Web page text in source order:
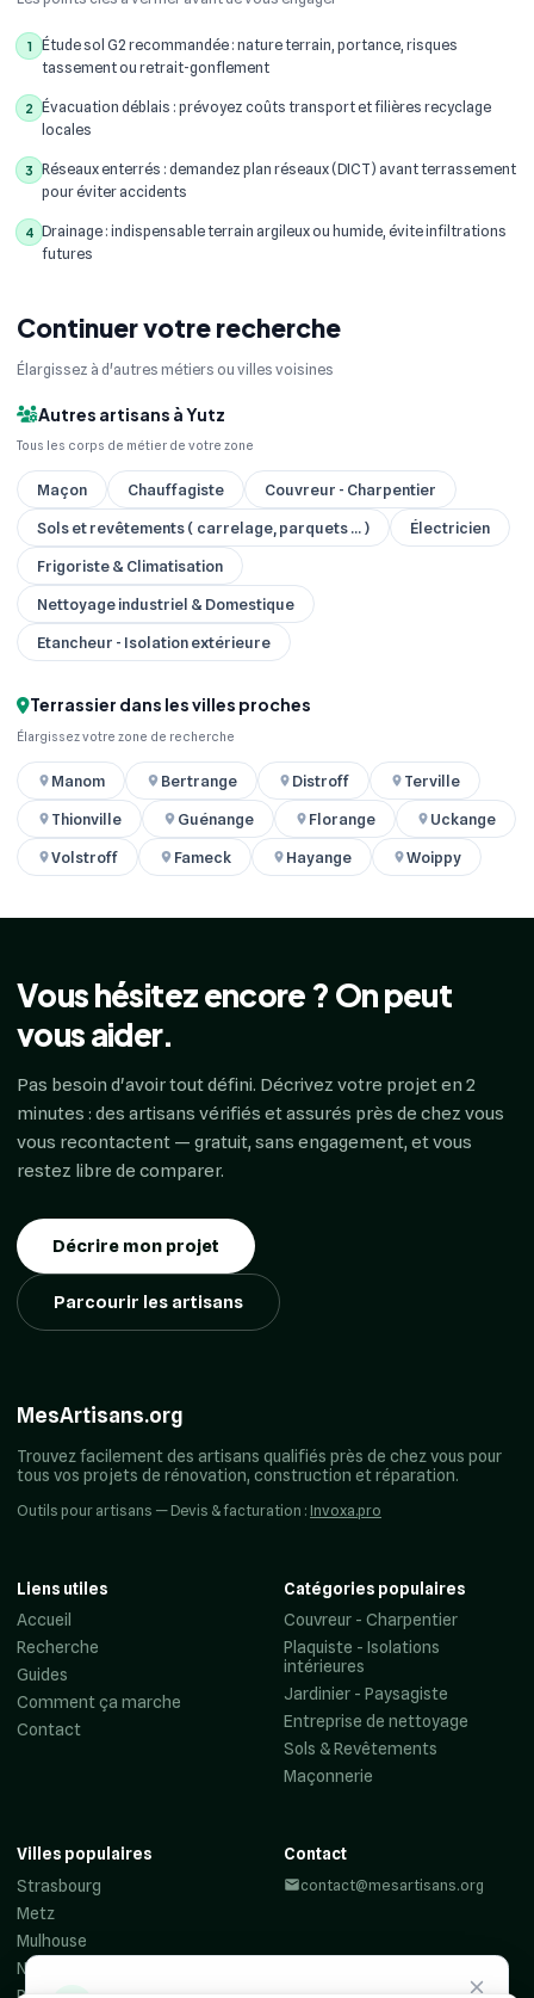
1
Étude sol G2 recommandée : nature terrain, portance, risques
tassement ou retrait-gonflement
2
Évacuation déblais : prévoyez coûts transport et filières recyclage
locales
3
Réseaux enterrés : demandez plan réseaux (DICT) avant terrassement
pour éviter accidents
4 Drainage : indispensable terrain argileux ou humide, évite infiltrations
futures
Continuer votre recherche
Élargissez à d'autres métiers ou villes voisines
Autres artisans à Yutz
Tous les corps de métier de votre zone
Maçon Chauffagiste
Couvreur - Charpentier
Sols et revêtements ( carrelage, parquets ... )
Électricien
Frigoriste & Climatisation
Nettoyage industriel & Domestique
Etancheur - Isolation extérieure
Terrassier dans les villes proches
Élargissez votre zone de recherche
Manom Bertrange Distroff
Terville
Thionville
Guénange Florange
Uckange
Volstroff
Fameck Hayange Woippy
Vous hésitez encore ? On peut
vous aider.
Pas besoin d'avoir tout défini. Décrivez votre projet en 2
minutes : des artisans vérifiés et assurés près de chez vous
vous recontactent — gratuit, sans engagement, et vous
restez libre de comparer.
Décrire mon projet
Parcourir les artisans
MesArtisans.org
Trouvez facilement des artisans qualifiés près de chez vous pour
tous vos projets de rénovation, construction et réparation.
Outils pour artisans — Devis & facturation : Invoxa.pro
Liens utiles
Accueil
Recherche
Guides
Comment ça marche
Contact
Catégories populaires
Couvreur - Charpentier
Plaquiste - Isolations
intérieures
Jardinier - Paysagiste
Entreprise de nettoyage
Sols & Revêtements
Maçonnerie
Villes populaires
Strasbourg
Metz
Mulhouse
Nancy
Contact
contact@mesartisans.org